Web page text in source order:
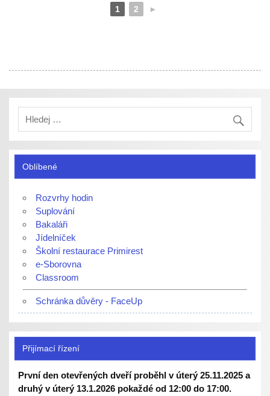
1 2 ►
Oblíbené
Rozvrhy hodin
Suplování
Bakaláři
Jídelníček
Školní restaurace Primirest
e-Sborovna
Classroom
Schránka důvěry - FaceUp
Přijímací řízení
První den otevřených dveří proběhl v úterý 25.11.2025 a
druhý v úterý 13.1.2026 pokaždé od 12:00 do 17:00.